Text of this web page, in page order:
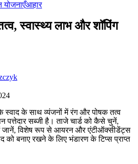
योजनाएँआहार
स्वास्थ्य लाभ और शॉपिंग
स्वाद के साथ व्यंजनों में रंग और पोषक तत्व
पत्तेदार सब्जी है। ताजे चार्ड को कैसे चुनें,
जानें, विशेष रूप से आयरन और एंटीऑक्सीडेंट्स
बनाए रखने के लिए भंडारण के टिप्स प्राप्त